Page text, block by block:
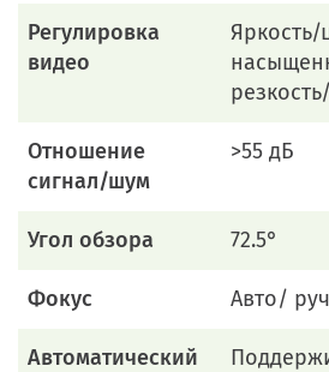
Регулировка
видео
Яркость/
Отношение
сигнал/шум
>55 дБ
Угол обзора 72.5°
Фокус Авто/
Автоматический